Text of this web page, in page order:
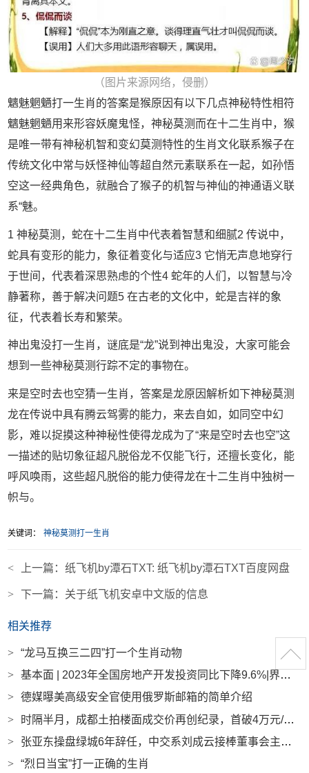
（图片来源网络，侵删）
魑魅魍魉打一生肖的答案是猴原因有以下几点神秘特性相符
魑魅魍魉用来形容妖魔鬼怪，神秘莫测而在十二生肖中，猴
是唯一带有神秘机智和变幻莫测特性的生肖文化联系猴子在
传统文化中常与妖怪神仙等超自然元素联系在一起，如孙悟
空这一经典角色，就融合了猴子的机智与神仙的神通语义联
系“魅。
1 神秘莫测，蛇在十二生肖中代表着智慧和细腻2 传说中，
蛇具有变形的能力，象征着变化与适应3 它悄无声息地穿行
于世间，代表着深思熟虑的个性4 蛇年的人们，以智慧与冷
静著称，善于解决问题5 在古老的文化中，蛇是吉祥的象
征，代表着长寿和繁荣。
神出鬼没打一生肖，谜底是“龙”说到神出鬼没，大家可能会
想到一些神秘莫测行踪不定的事物在。
来是空时去也空猜一生肖，答案是龙原因解析如下神秘莫测
龙在传说中具有腾云驾雾的能力，来去自如，如同空中幻
影，难以捉摸这种神秘性使得龙成为了“来是空时去也空”这
一描述的贴切象征超凡脱俗龙不仅能飞行，还擅长变化，能
呼风唤雨，这些超凡脱俗的能力使得龙在十二生肖中独树一
帜与。
关键词： 神秘莫测打一生肖
< 上一篇：纸飞机by潭石TXT: 纸飞机by潭石TXT百度网盘
> 下一篇： 关于纸飞机安卓中文版的信息
相关推荐
>
“龙马互换三二四”打一个生肖动物
>
基本面 | 2023年全国房地产开发投资同比下降9.6%|界面新闻
>
德媒曝美高级安全官使用俄罗斯邮箱的简单介绍
>
时隔半月，成都土拍楼面成交价再创纪录，首破4万元/平方米|界面新闻 · 地产
>
张亚东操盘绿城6年辞任，中交系刘成云接棒董事会主席|界面新闻 · 地产
>
“烈日当宝”打一正确的生肖